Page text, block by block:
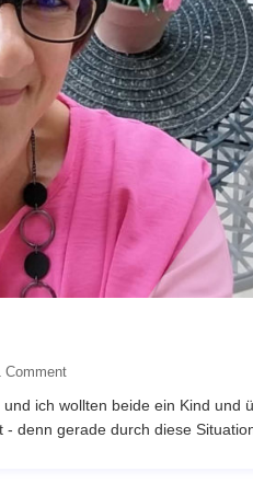
Comment
ich wollten beide ein Kind und
- denn gerade durch diese